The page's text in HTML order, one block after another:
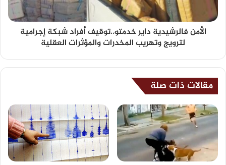
الأمن فالرشيدية داير خدمتو..توقيف أفراد شبكة إجرامية
لترويج وتهريب المخدرات والمؤثرات العقلية
مقالات ذات صلة